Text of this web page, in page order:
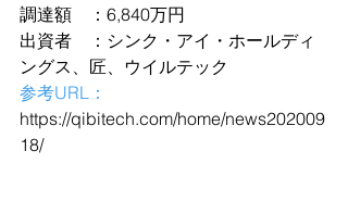
調達額　：6,840万円
出資者　：シンク・アイ・ホールディ
ングス、匠、ウイルテック
参考URL：
https://qibitech.com/home/news202009
18/